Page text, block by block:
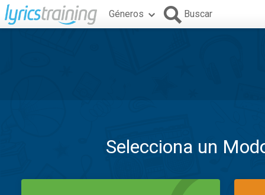
Géneros Buscar
Selecciona un